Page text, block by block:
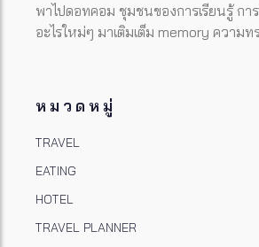
พาไปดอทคอม ชุมชนของการเรียนรู้ กา
อะไรใหม่ๆ มาเติมเต็ม memory ความท
หมวดหมู่
TRAVEL
EATING
HOTEL
TRAVEL PLANNER